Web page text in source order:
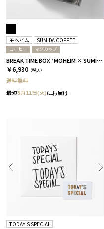
モヘイム SUMIDA COFFEE
コーヒー マグカップ
BREAK TIME BOX / MOHEIM × SUMIDA COFFEE / ブラック
￥6,930 （税込）
送料無料
最短8月11日(火)にお届け
TODAY'S SPECIAL